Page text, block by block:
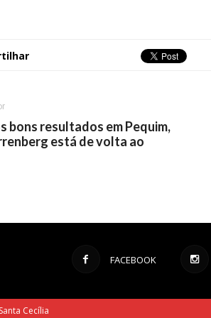
bons resultados em Pequim,
está de volta ao
FACEBOOK
Cecília